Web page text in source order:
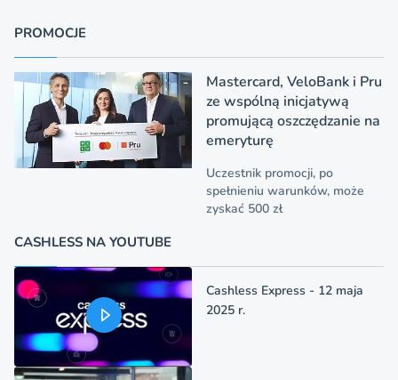
PROMOCJE
Mastercard, VeloBank i Pru
ze wspólną inicjatywą
promującą oszczędzanie na
emeryturę
Uczestnik promocji, po
spełnieniu warunków, może
zyskać 500 zł
CASHLESS NA YOUTUBE
Cashless Express - 12 maja
2025 r.